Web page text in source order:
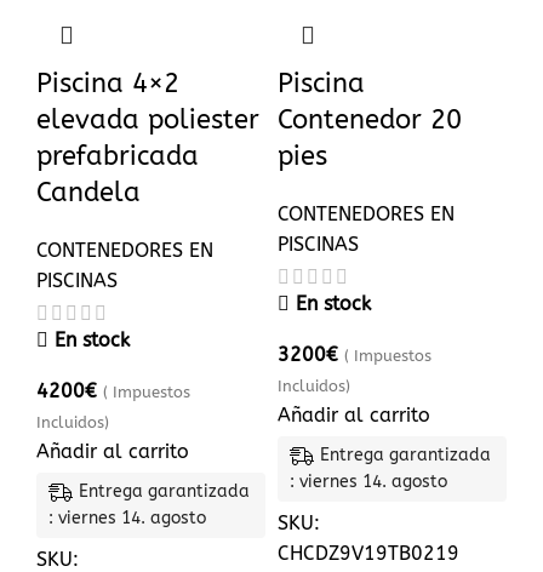
Piscina 4×2
elevada poliester
prefabricada
Candela
CONTENEDORES EN
PISCINAS
En stock
4200€ ( Impuestos
Incluidos)
Añadir al carrito
Entrega garantizada
: viernes 14. agosto
SKU:
Piscina
Contenedor 20
pies
CONTENEDORES EN
PISCINAS
En stock
3200€ ( Impuestos
Incluidos)
Añadir al carrito
Entrega garantizada
: viernes 14. agosto
SKU:
CHCDZ9V19TB0219